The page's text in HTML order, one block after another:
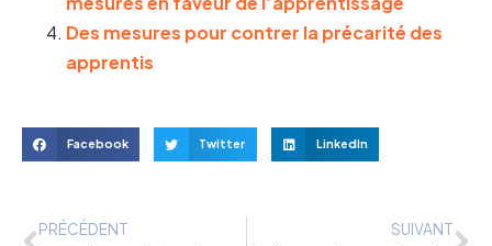
Des mesures pour contrer la précarité des
apprentis
Facebook Twitter LinkedIn
PRÉCÉDENT SUIVANT